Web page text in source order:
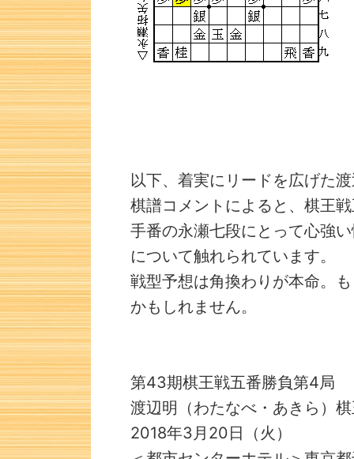
以下、着実にリードを広げた
棋譜コメントによると、棋王
手番の永瀬七段にとって心強
について触れられています。
戦型予想は角換わりが本命。
かもしれません。
第43期棋王戦五番勝負第4局
渡辺明（わたなべ・あきら）
2018年3月20日（火）